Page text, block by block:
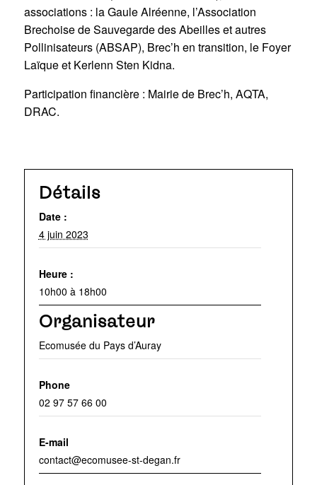
associations : la Gaule Alréenne, l’Association
Brechoise de Sauvegarde des Abeilles et autres
Pollinisateurs (ABSAP), Brec’h en transition, le Foyer
Laïque et Kerlenn Sten Kidna.
Participation financière : Mairie de Brec’h, AQTA,
DRAC.
Détails
Date :
4 juin 2023
Heure :
10h00 à 18h00
Organisateur
Ecomusée du Pays d’Auray
Phone
02 97 57 66 00
E-mail
contact@ecomusee-st-degan.fr